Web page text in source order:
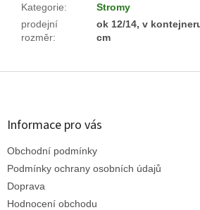
Kategorie:
Stromy
prodejní
rozměr:
ok 12/14, v
cm
Z
Informace pro vás
Obchodní podmínky
Podmínky ochrany osobních údajů
Doprava
Hodnocení obchodu